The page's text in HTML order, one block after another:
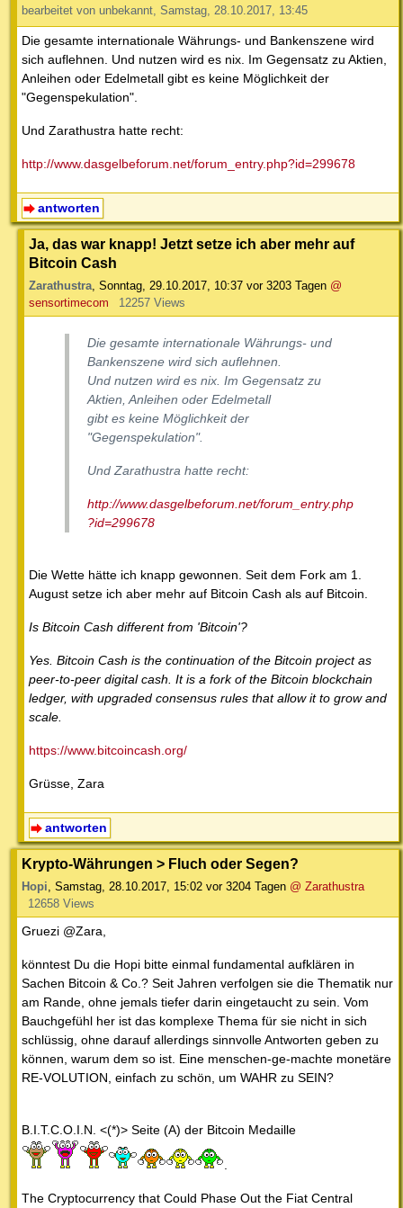
bearbeitet von unbekannt, Samstag, 28.10.2017, 13:45
Die gesamte internationale Währungs- und Bankenszene wird
sich auflehnen. Und nutzen wird es nix. Im Gegensatz zu Aktien,
Anleihen oder Edelmetall gibt es keine Möglichkeit der
"Gegenspekulation".
Und Zarathustra hatte recht:
http://www.dasgelbeforum.net/forum_entry.php?id=299678
antworten
Ja, das war knapp! Jetzt setze ich aber mehr auf
Bitcoin Cash
Zarathustra, Sonntag, 29.10.2017, 10:37 vor 3203 Tagen @
sensortimecom
12257 Views
Die gesamte internationale Währungs- und
Bankenszene wird sich auflehnen.
Und nutzen wird es nix. Im Gegensatz zu
Aktien, Anleihen oder Edelmetall
gibt es keine Möglichkeit der
"Gegenspekulation".
Und Zarathustra hatte recht:
http://www.dasgelbeforum.net/forum_entry.php
?id=299678
Die Wette hätte ich knapp gewonnen. Seit dem Fork am 1.
August setze ich aber mehr auf Bitcoin Cash als auf Bitcoin.
Is Bitcoin Cash different from 'Bitcoin'?
Yes. Bitcoin Cash is the continuation of the Bitcoin project as
peer-to-peer digital cash. It is a fork of the Bitcoin blockchain
ledger, with upgraded consensus rules that allow it to grow and
scale.
https://www.bitcoincash.org/
Grüsse, Zara
antworten
Krypto-Währungen > Fluch oder Segen?
Hopi Samstag, 28.10.2017, 15:02 vor 3204 Tagen @ Zarathustra
12658 Views
Gruezi @Zara,
könntest Du die Hopi bitte einmal fundamental aufklären in
Sachen Bitcoin & Co.? Seit Jahren verfolgen sie die Thematik nur
am Rande, ohne jemals tiefer darin eingetaucht zu sein. Vom
Bauchgefühl her ist das komplexe Thema für sie nicht in sich
schlüssig, ohne darauf allerdings sinnvolle Antworten geben zu
können, warum dem so ist. Eine menschen-ge-machte monetäre
RE-VOLUTION, einfach zu schön, um WAHR zu SEIN?
B.I.T.C.O.I.N. <(*)> Seite (A) der Bitcoin Medaille
The Cryptocurrency that Could Phase Out the Fiat Central